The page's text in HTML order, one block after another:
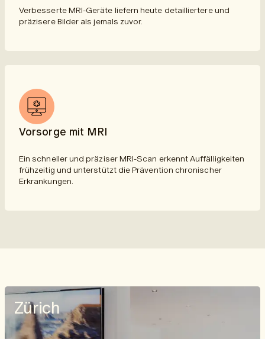
Verbesserte MRI-Geräte liefern heute detailliertere und
präzisere Bilder als jemals zuvor.
Vorsorge mit MRI
Ein schneller und präziser MRI-Scan erkennt Auffälligkeiten
frühzeitig und unterstützt die Prävention chronischer
Erkrankungen.
Zürich